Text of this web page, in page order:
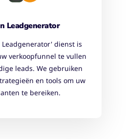
Leadgenerator
dienst is
verkoopfunnel te vullen
leads. We gebruiken
en tools om uw
te bereiken.